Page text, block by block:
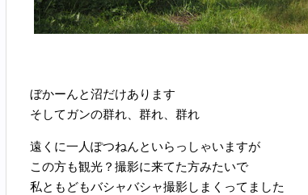
ぼかーんと沼だけあります
そしてガンの群れ、群れ、群れ
遠くに一人ぽつねんといらっしゃいますが
この方も観光？撮影に来てた方みたいで
私ともどもバシャバシャ撮影しまくってました